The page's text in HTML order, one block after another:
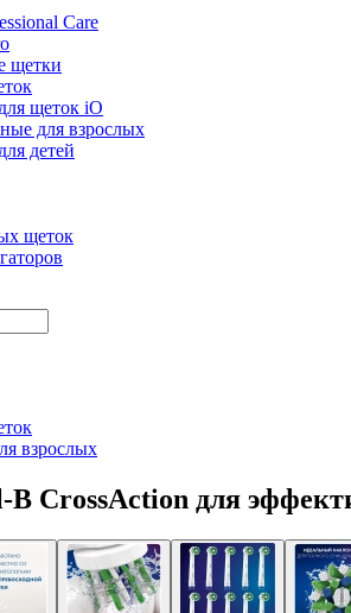
Care
щетки
щеток iO
для взрослых
детей
щеток
взрослых
CrossAction для